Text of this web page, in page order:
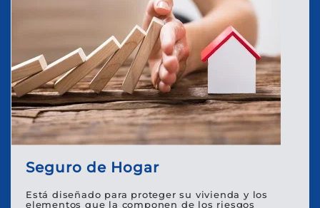
Seguro de Hogar
Está diseñado para proteger su vivienda y los
elementos que la componen de los riesgos